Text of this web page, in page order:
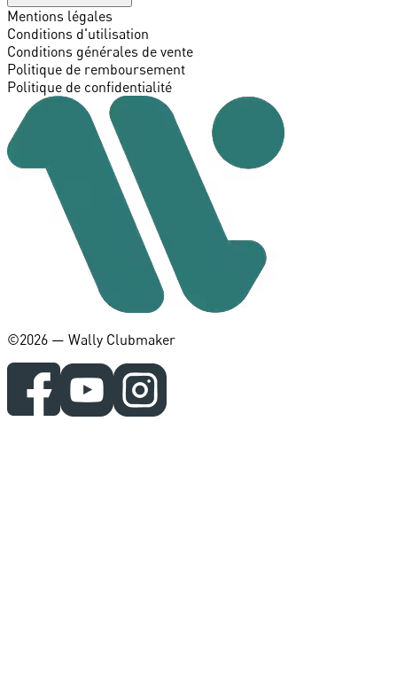
Mentions légales
Conditions d'utilisation
Conditions générales de vente
Politique de remboursement
Politique de confidentialité
©️2026 — Wally Clubmaker